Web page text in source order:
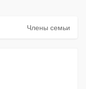
Члены семьи